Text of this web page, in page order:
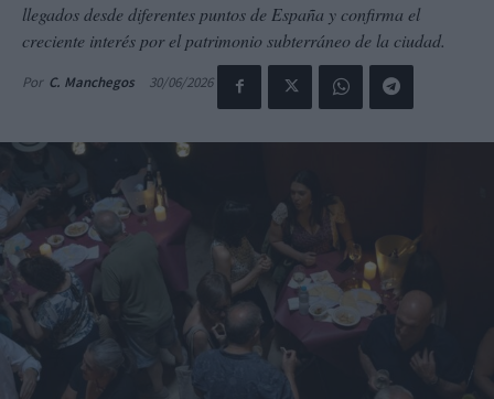
llegados desde diferentes puntos de España y confirma el
creciente interés por el patrimonio subterráneo de la ciudad.
Por C. Manchegos 30/06/2026